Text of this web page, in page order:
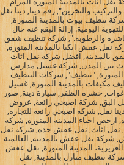
والتخزين", رقم دينا, دينا نقل
تنظيف بيوت بالمدينة المنورة,
اليومية. إزالة البقع عنه حال
والرطوبة.", شركة تنظيف شقق
نقل عفش ايكيا بالمدينة المنورة,
بالمدينة, افضل شركة نقل اثاث
بين المدن, شركة غسيل مدارس
المنورة, "تنظيف", شركات التنظيف
مكيفات بالمدينة المنورة, غسيل
حشره الظفر, سيارة دينة, صور
البق, شركة اصبحي رائعة, عروض
2022, مكان والو, دينا نقل, شركة اصبحي رائعه للتجارة,
ارخص احياء المدينة المنورة, شركة
اثاث, نقل عفش جدة, شركة نقل
شركة نقل عفش بالمدينه, العالمية
المدينة المنورة, نقل عفش
تنظيف منازل بالمدينة, نقل